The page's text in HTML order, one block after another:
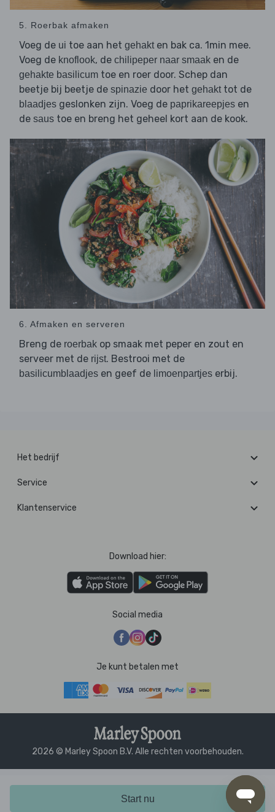
Start nu
5. Roerbak afmaken
Voeg de ui toe aan het gehakten bak ca. 1min mee.
Voeg de knoflook, de chilipeper naar smaak en de
gehakte basilicum toe en roer door. Schep dan
beetje bij beetje de spinazie door het gehakttot de
blaadjes geslonken zijn. Voeg de paprikareepjes en
de saus toe en breng het geheel kort aan de kook.
6. Afmaken en serveren
Breng de roerbak op smaak met peper en zout en
serveer met de rijst. Bestrooi met de
basilicumblaadjes en geef de limoenpartjes erbij.
Het bedrijf
Service
Klantenservice
Download hier:
Social media
Je kunt betalen met
2026 © Marley Spoon B.V. Alle rechten voorbehouden.